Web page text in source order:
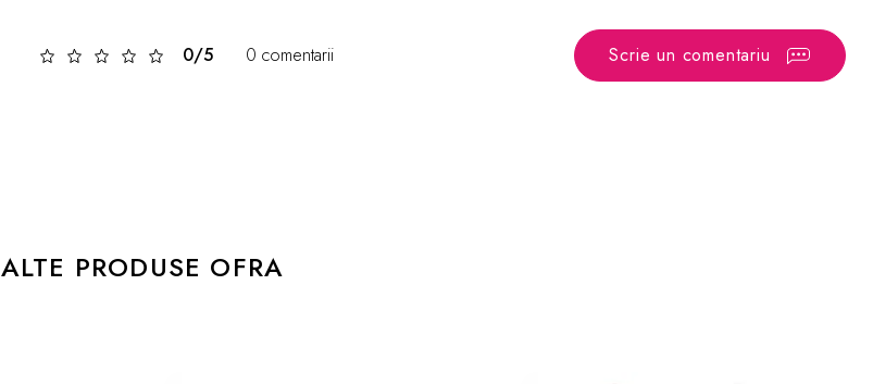
0/5 0 comentarii Scrie un comentariu
ALTE PRODUSE OFRA